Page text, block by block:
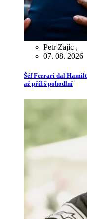
Petr Zajíc ,
07. 08. 2026
Šéf Ferrari dal
až příliš pohodlní